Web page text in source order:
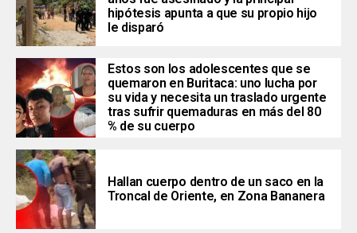
hipótesis apunta a que su propio hijo
le disparó
Estos son los adolescentes que se
quemaron en Buritaca: uno lucha por
su vida y necesita un traslado urgente
tras sufrir quemaduras en más del 80
% de su cuerpo
Hallan cuerpo dentro de un saco en la
Troncal de Oriente, en Zona Bananera